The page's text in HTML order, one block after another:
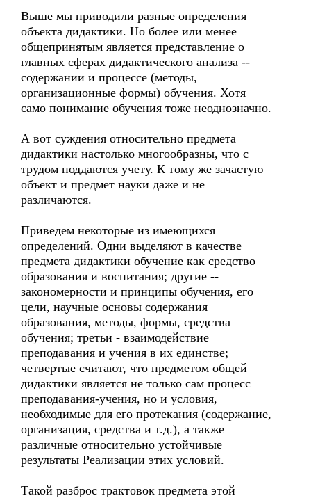
Выше мы приводили разные определения
объекта дидактики. Но более или менее
общепринятым является представление о
главных сферах дидактического анализа --
содержании и процессе (методы,
организационные формы) обучения. Хотя
само понимание обучения тоже неоднозначно.
А вот суждения относительно предмета
дидактики настолько многообразны, что с
трудом поддаются учету. К тому же зачастую
объект и предмет науки даже и не
различаются.
Приведем некоторые из имеющихся
определений. Одни выделяют в качестве
предмета дидактики обучение как средство
образования и воспитания; другие --
закономерности и принципы обучения, его
цели, научные основы содержания
образования, методы, формы, средства
обучения; третьи - взаимодействие
преподавания и учения в их единстве;
четвертые считают, что предметом общей
дидактики является не только сам процесс
преподавания-учения, но и условия,
необходимые для его протекания (содержание,
организация, средства и т.д.), а также
различные относительно устойчивые
результаты Реализации этих условий.
Такой разброс трактовок предмета этой